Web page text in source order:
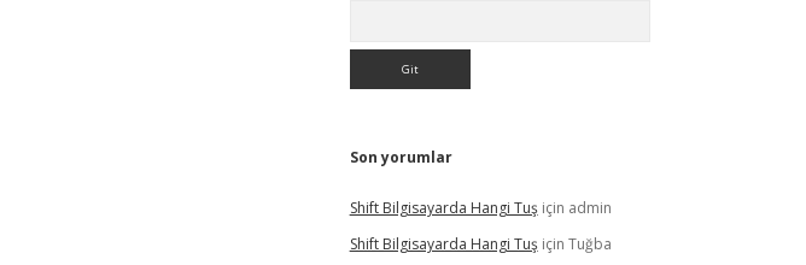
Son yorumlar
Shift Bilgisayarda Hangi Tuşiçin admin
Shift Bilgisayarda Hangi Tuşiçin Tuğba